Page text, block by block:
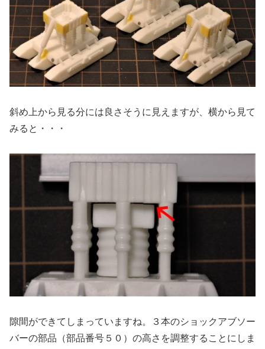
斜め上から見る分には良さそうに見えますが、横から見て
みると・・・
隙間ができてしまっていますね。３本のショックアブソー
バーの部品（部品番号５０）の高さを調整することにしま